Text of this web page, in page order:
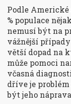
Podle Americké
% populace
nemusí být na
vážnější
větší dopad na
může pomoci
včasná
dříve je
být jeho